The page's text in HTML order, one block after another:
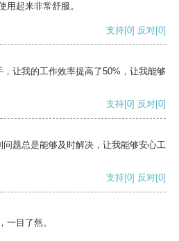
用起来非常舒服。
支持[0] 反对[0]
让我的工作效率提高了50%，让我能够
支持[0] 反对[0]
题总是能够及时解决，让我能够安心工
支持[0] 反对[0]
一目了然。